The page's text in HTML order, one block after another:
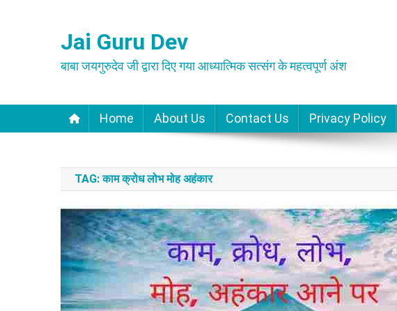
Jai Guru Dev
बाबा जयगुरुदेव जी द्वारा दिए गया आध्यात्मिक सत्संग के महत्वपूर्ण अंश
Home About Us Contact Us Privacy Policy
TAG:काम क्रोध लोभ मोह अहंकार